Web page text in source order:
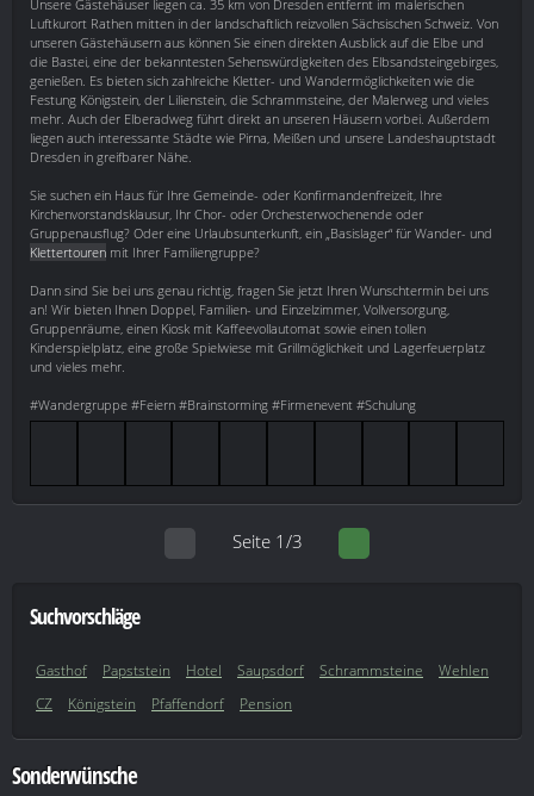
Unsere Gästehäuser liegen ca. 35 km von Dresden entfernt im malerischen
Luftkurort Rathen mitten in der landschaftlich reizvollen Sächsischen Schweiz. Von
unseren Gästehäusern aus können Sie einen direkten Ausblick auf die Elbe und
die Bastei, eine der bekanntesten Sehenswürdigkeiten des Elbsandsteingebirges,
genießen. Es bieten sich zahlreiche Kletter- und Wandermöglichkeiten wie die
Festung Königstein, der Lilienstein, die Schrammsteine, der Malerweg und vieles
mehr. Auch der Elberadweg führt direkt an unseren Häusern vorbei. Außerdem
liegen auch interessante Städte wie Pirna, Meißen und unsere Landeshauptstadt
Dresden in greifbarer Nähe.
Sie suchen ein Haus für Ihre Gemeinde- oder Konfirmandenfreizeit, Ihre
Kirchenvorstandsklausur, Ihr Chor- oder Orchesterwochenende oder
Gruppenausflug? Oder eine Urlaubsunterkunft, ein „Basislager“ für Wander- und
Klettertouren mit Ihrer Familiengruppe?
Dann sind Sie bei uns genau richtig, fragen Sie jetzt Ihren Wunschtermin bei uns
an! Wir bieten Ihnen Doppel, Familien- und Einzelzimmer, Vollversorgung,
Gruppenräume, einen Kiosk mit Kaffeevollautomat sowie einen tollen
Kinderspielplatz, eine große Spielwiese mit Grillmöglichkeit und Lagerfeuerplatz
und vieles mehr.
#Wandergruppe #Feiern #Brainstorming #Firmenevent #Schulung
Seite 1/3
Suchvorschläge
Gasthof Papststein Hotel Saupsdorf Schrammsteine
Wehlen
CZ
Königstein Pfaffendorf Pension
Sonderwünsche